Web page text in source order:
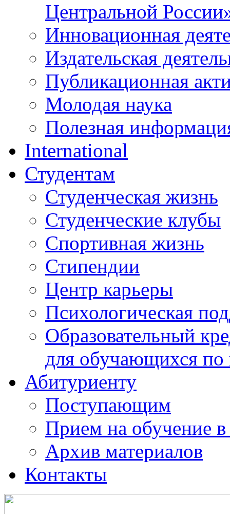
Центральной
Инновационная
Издательская
Публикационная
Молодая наука
Полезная
International
Студентам
Студенческая жизнь
Студенческие клубы
Спортивная жизнь
Стипендии
Центр карьеры
Психологическая
Образовательный
для обучающихся
Абитуриенту
Поступающим
Прием на обучение в
Архив материалов
Контакты